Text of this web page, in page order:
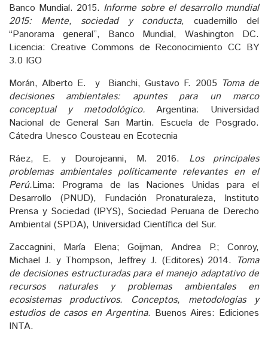
Banco Mundial. 2015. Informe sobre el desarrollo mundial
2015: Mente, sociedad y conducta, cuadernillo del
“Panorama general”, Banco Mundial, Washington DC.
Licencia: Creative Commons de Reconocimiento CC BY
3.0 IGO
Morán, Alberto E. y Bianchi, Gustavo F. 2005 Toma de
decisiones ambientales: apuntes para un marco
conceptual y metodológico. Argentina: Universidad
Nacional de General San Martin. Escuela de Posgrado.
Cátedra Unesco Cousteau en Ecotecnia
Ráez, E. y Dourojeanni, M. 2016. Los principales
problemas ambientales políticamente relevantes en el
Perú.Lima: Programa de las Naciones Unidas para el
Desarrollo (PNUD), Fundación Pronaturaleza, Instituto
Prensa y Sociedad (IPYS), Sociedad Peruana de Derecho
Ambiental (SPDA), Universidad Científica del Sur.
Zaccagnini, María Elena; Goijman, Andrea P.; Conroy,
Michael J. y Thompson, Jeffrey J. (Editores) 2014. Toma
de decisiones estructuradas para el manejo adaptativo de
recursos naturales y problemas ambientales en
ecosistemas productivos. Conceptos, metodologías y
estudios de casos en Argentina. Buenos Aires: Ediciones
INTA.